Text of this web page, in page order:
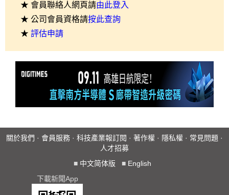
★ 會員聯絡人網頁請由此登入
★ 公司會員資格請按此查詢
★ 評估申請
關於我們 · 會員服務 · 科技產業報訂閱 · 著作權 · 隱私權 · 常見問題 ·
人才招募
■ 中文简体版 ■ English
下載新聞App